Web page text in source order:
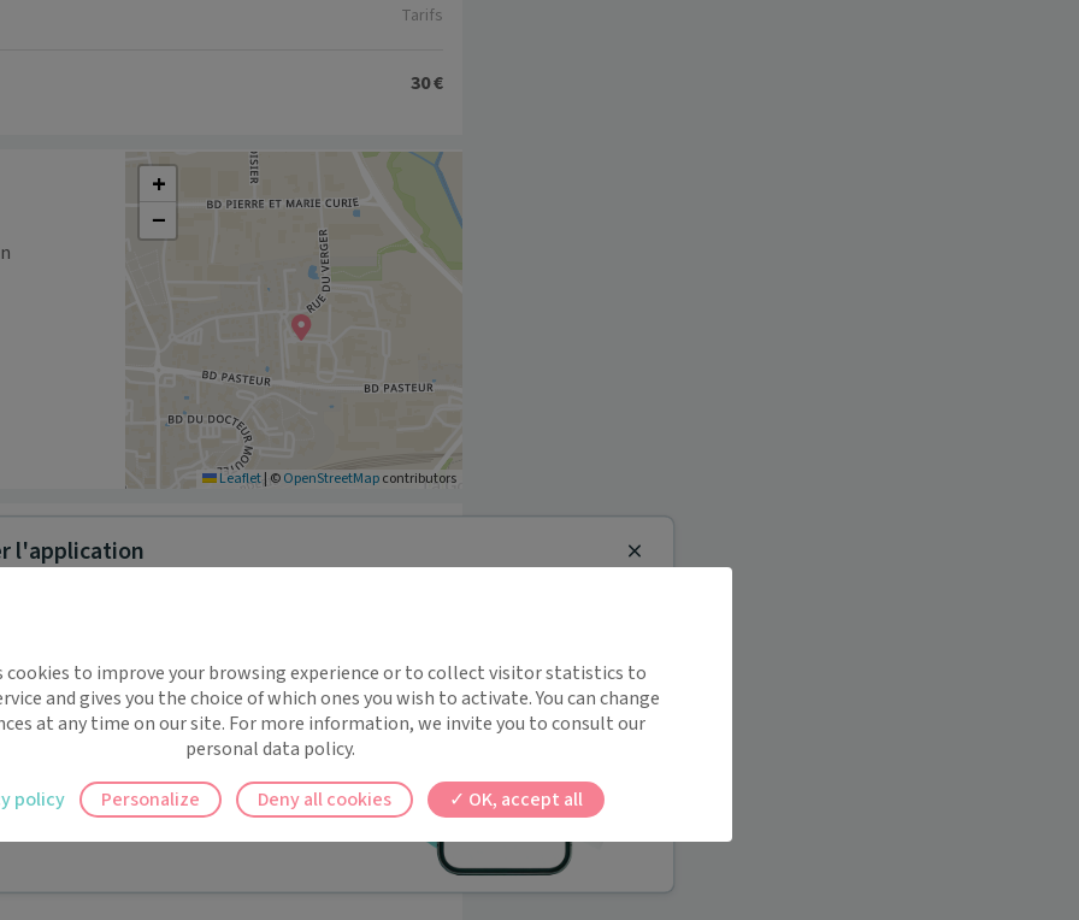
Tarifs
30 €
+
−
Leaflet| ©OpenStreetMapcontributors
et implant contraceptif
l'application
!
rappels automatiques pour ne plus rien
Close
cookies to improve your browsing experience or to collect visitor statistics to
and gives you the choice of which ones you wish to activate. You can change
at any time on our site. For more information, we invite you to consult our
personal data policy.
OK, accept all
Deny all cookies
Personalize
policy